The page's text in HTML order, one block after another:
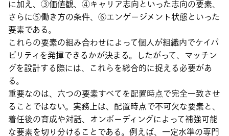
に加え、③価値観、④キャリア志向といった志向の要素、
さらに⑤働き方の条件、⑥エンゲージメント状態といった
要素である。
これらの要素の組み合わせによって個人が組織内でケイパ
ビリティを発揮できるかが決まる。したがって、マッチン
グを設計する際には、これらを総合的に捉える必要があ
る。
重要なのは、六つの要素すべてを配置時点で完全一致させ
ることではない。実務上は、配置時点で不可欠な要素と、
着任後の育成や対話、オンボーディングによって補強可能
な要素を切り分けることである。例えば、一定水準の専門